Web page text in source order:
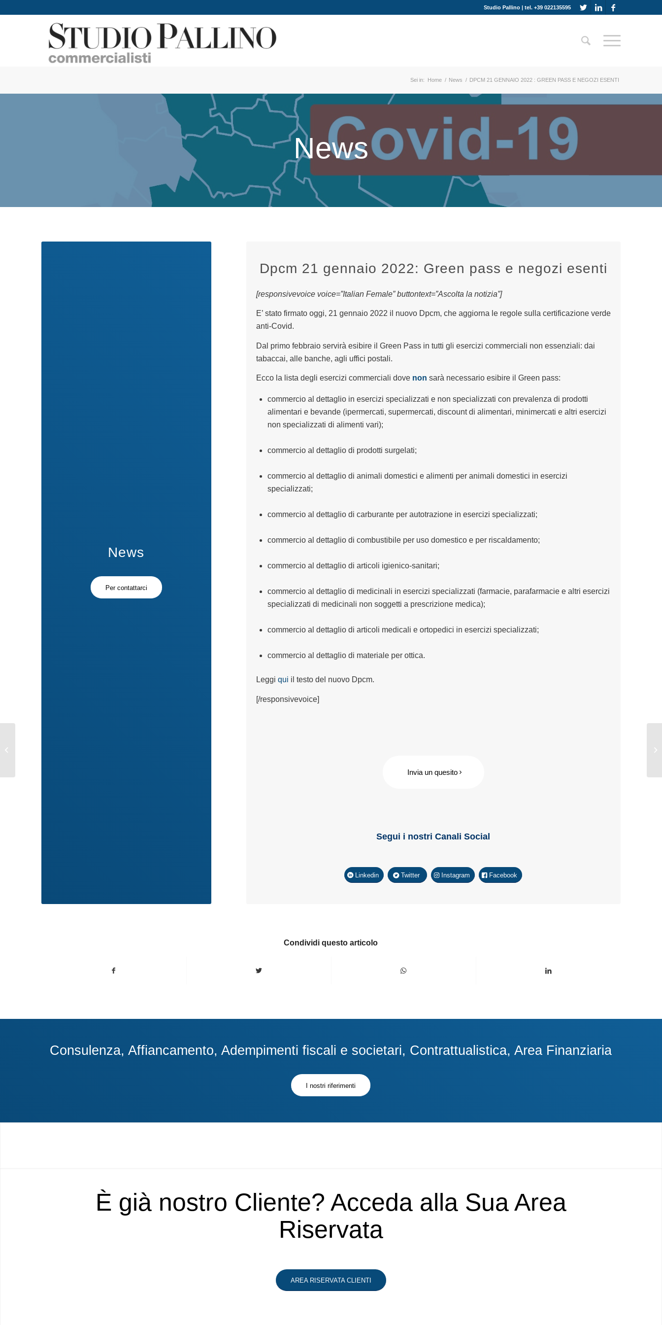
Studio Pallino | tel. +39 022135595
Sei in: Home / News / DPCM 21 GENNAIO 2022 : GREEN PASS E NEGOZI ESENTI
News
News
Per contattarci
Dpcm 21 gennaio 2022: Green pass e negozi esenti
[responsivevoice voice=”Italian Female” buttontext=”Ascolta la notizia”]
E’ stato firmato oggi, 21 gennaio 2022 il nuovo Dpcm, che aggiorna le regole sulla certificazione verde
anti-Covid.
Dal primo febbraio servirà esibire il Green Pass in tutti gli esercizi commerciali non essenziali: dai
tabaccai, alle banche, agli uffici postali.
Ecco la lista degli esercizi commerciali dove non sarà necessario esibire il Green pass:
commercio al dettaglio in esercizi specializzati e non specializzati con prevalenza di prodotti
alimentari e bevande (ipermercati, supermercati, discount di alimentari, minimercati e altri esercizi
non specializzati di alimenti vari);
commercio al dettaglio di prodotti surgelati;
commercio al dettaglio di animali domestici e alimenti per animali domestici in esercizi
specializzati;
commercio al dettaglio di carburante per autotrazione in esercizi specializzati;
commercio al dettaglio di combustibile per uso domestico e per riscaldamento;
commercio al dettaglio di articoli igienico-sanitari;
commercio al dettaglio di medicinali in esercizi specializzati (farmacie, parafarmacie e altri esercizi
specializzati di medicinali non soggetti a prescrizione medica);
commercio al dettaglio di articoli medicali e ortopedici in esercizi specializzati;
commercio al dettaglio di materiale per ottica.
Leggi qui il testo del nuovo Dpcm.
[/responsivevoice]
Invia un quesito
Segui i nostri Canali Social
Linkedin Twitter Instagram Facebook
Condividi questo articolo
Consulenza, Affiancamento, Adempimenti fiscali e societari, Contrattualistica, Area Finanziaria
I nostri riferimenti
È già nostro Cliente? Acceda alla Sua Area
Riservata
AREA RISERVATA CLIENTI